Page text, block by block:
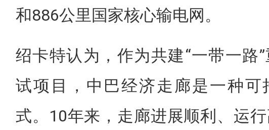
和886公里国家核心输电网。
绍卡特认为，作为共建“一带一路
试项目，中巴经济走廊是一种可
式。10年来，走廊进展顺利、运